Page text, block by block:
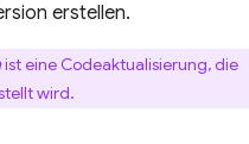
erstellen.
ist eine Codeaktualisierung, die
wird.